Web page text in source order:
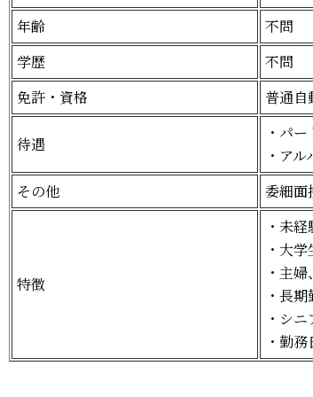
年齢
不問
学歴
不問
免許・資格
普通自
待遇
・パ
・ア
その他
委細面
特徴
・未
・大
・主
・長
・シ
・勤